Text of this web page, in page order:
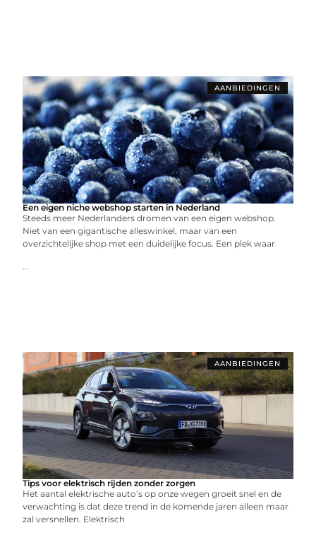
AANBIEDINGEN
Een eigen niche webshop starten in Nederland
Steeds meer Nederlanders dromen van een eigen webshop.
Niet van een gigantische alleswinkel, maar van een
overzichtelijke shop met een duidelijke focus. Een plek waar
...
AANBIEDINGEN
Tips voor elektrisch rijden zonder zorgen
Het aantal elektrische auto’s op onze wegen groeit snel en de
verwachting is dat deze trend in de komende jaren alleen maar
zal versnellen. Elektrisch